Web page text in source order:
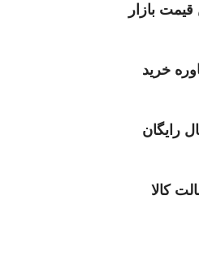
قیمت بازار
خرید
رایگان
کالا